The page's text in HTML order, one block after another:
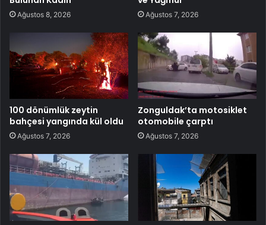
Ağustos 8, 2026 Ağustos 7, 2026
100 dönümlük zeytin
bahçesi yangında kül oldu
Ağustos 7, 2026
Zonguldak’ta motosiklet
otomobile çarptı
Ağustos 7, 2026